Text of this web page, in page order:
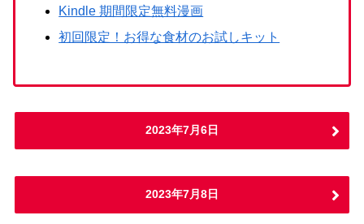
Kindle 期間限定無料漫画
初回限定！お得な食材のお試しキット
2023年7月6日
2023年7月8日